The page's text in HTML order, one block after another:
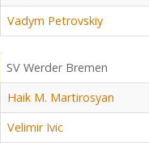
Vadym Petrovskiy
SV Werder Bremen
Haik M. Martirosyan
Velimir Ivic